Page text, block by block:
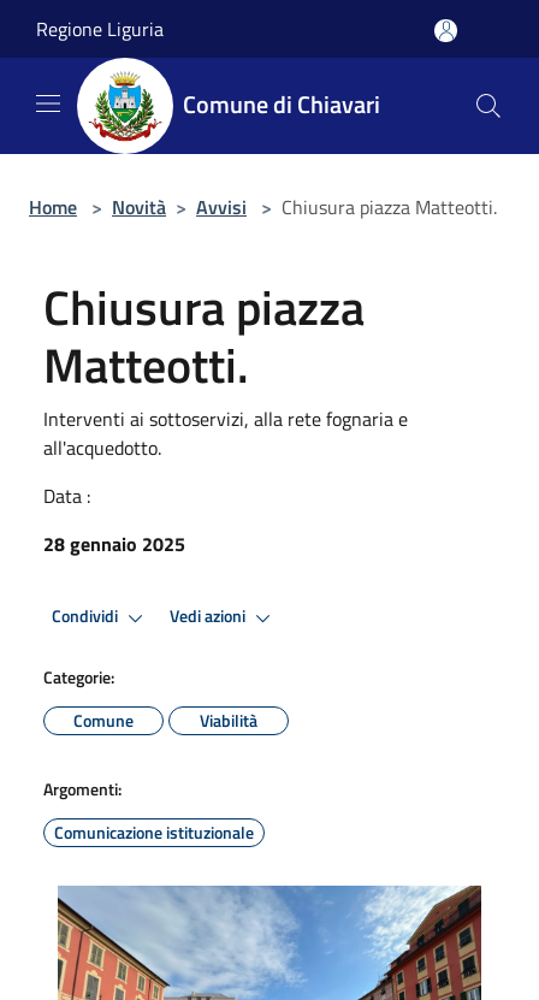
Regione Liguria
Comune di Chiavari
Home > Novità > Avvisi > Chiusura piazza Matteotti.
Chiusura piazza
Matteotti.
Interventi ai sottoservizi, alla rete fognaria e
all'acquedotto.
Data :
28 gennaio 2025
Condividi Vedi azioni
Categorie:
Comune
Viabilità
Argomenti:
Comunicazione istituzionale